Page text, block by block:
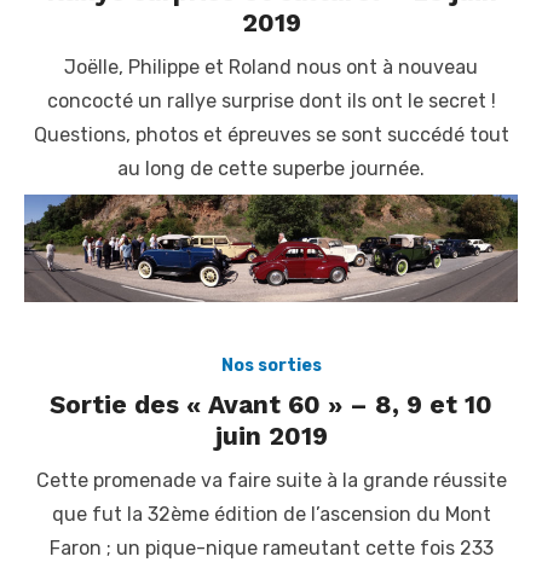
2019
Joëlle, Philippe et Roland nous ont à nouveau
concocté un rallye surprise dont ils ont le secret !
Questions, photos et épreuves se sont succédé tout
au long de cette superbe journée.
Nos sorties
Sortie des « Avant 60 » – 8, 9 et 10
juin 2019
Cette promenade va faire suite à la grande réussite
que fut la 32ème édition de l’ascension du Mont
Faron ; un pique-nique rameutant cette fois 233